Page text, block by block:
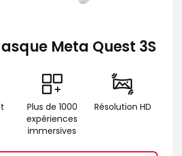
Meta Quest 3S
Plus de 1000
expériences
immersives
Résolution HD